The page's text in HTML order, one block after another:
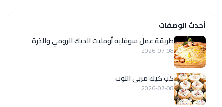
أحدث الوصفات
طريقة عمل سوفليه أومليت الديك الرومي والذرة
2026-07-08
كب كيك مربى التوت
2026-07-08